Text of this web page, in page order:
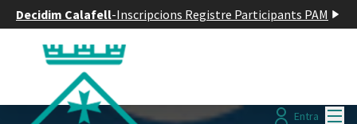
Decidim Calafell-Inscripcions Registre Participants PAM
Entra